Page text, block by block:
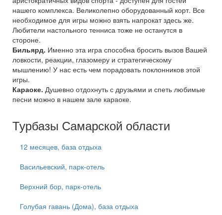
нашего комплекса. Великолепно оборудованный корт. Все
необходимое для игры можно взять напрокат здесь же.
Любители настольного тенниса тоже не останутся в
стороне.
Бильярд. Именно эта игра способна бросить вызов Вашей
ловкости, реакции, глазомеру и стратегическому
мышлению! У нас есть чем порадовать поклонников этой
игры.
Караоке. Душевно отдохнуть с друзьями и спеть любимые
песни можно в нашем зале караоке.
Турбазы Самарской области
12 месяцев, база отдыха
Васильевский, парк-отель
Верхний бор, парк-отель
Голубая гавань (Дома), база отдыха